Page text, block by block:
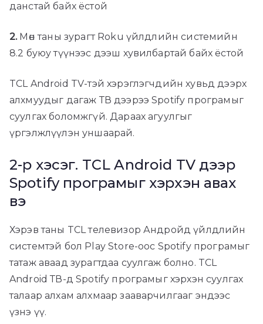
данстай байх ёстой
2.Мөн таны зурагт Roku үйлдлийн системийн
8.2 буюу түүнээс дээш хувилбартай байх ёстой
TCL Android TV-тэй хэрэглэгчдийн хувьд дээрх
алхмуудыг дагаж ТВ дээрээ Spotify програмыг
суулгах боломжгүй. Дараах агуулгыг
үргэлжлүүлэн уншаарай.
2-р хэсэг. TCL Android TV дээр
Spotify програмыг хэрхэн авах
вэ
Хэрэв таны TCL телевизор Андройд үйлдлийн
системтэй бол Play Store-оос Spotify програмыг
татаж аваад зурагтдаа суулгаж болно. TCL
Android ТВ-д Spotify програмыг хэрхэн суулгах
талаар алхам алхмаар зааварчилгааг эндээс
үзнэ үү.